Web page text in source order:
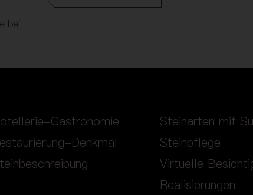
bei
Gastronomie
Denkmal
Steinarten mit
Steinpflege
Virtuelle
Realisierungen